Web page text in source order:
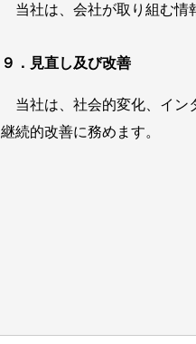
当社は、会社が取り組む情
９．見直し及び改善
当社は、社会的変化、イン
継続的改善に務めます。